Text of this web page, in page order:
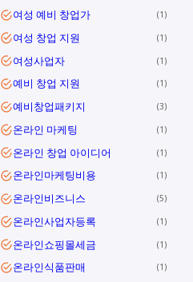
여성 예비 창업가 1
여성 창업 지원 1
여성사업자 1
예비 창업 지원 1
예비창업패키지 3
온라인 마케팅 1
온라인 창업 아이디어 1
온라인마케팅비용 1
온라인비즈니스 5
온라인사업자등록 1
온라인쇼핑몰세금 1
온라인식품판매 1